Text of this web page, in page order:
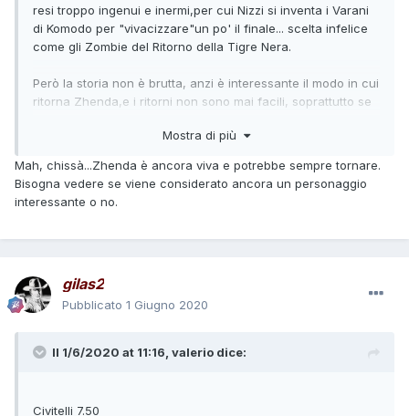
resi troppo ingenui e inermi,per cui Nizzi si inventa i Varani
di Komodo per "vivacizzare"un po' il finale... scelta infelice
come gli Zombie del Ritorno della Tigre Nera.
Però la storia non è brutta, anzi è interessante il modo in cui
ritorna Zhenda,e i ritorni non sono mai facili, soprattutto se
Nizzi rende plausibile e verosimile la "riesumazione" della
La figura di Koster è poco incisiva ai fini della trama,dal
momento che si tratta di un artista da circo non
particolarmente pericoloso come avversario...e interessato
"sputare"l'indicazione precisa di dove si trova la
"Bonanza"?😆
Mostra di più
Mah, chissà...Zhenda è ancora viva e potrebbe sempre tornare.
Bisogna vedere se viene considerato ancora un personaggio
interessante o no.
gilas2
Pubblicato 1 Giugno 2020
Il 1/6/2020 at 11:16, valerio dice:
Civitelli 7.50